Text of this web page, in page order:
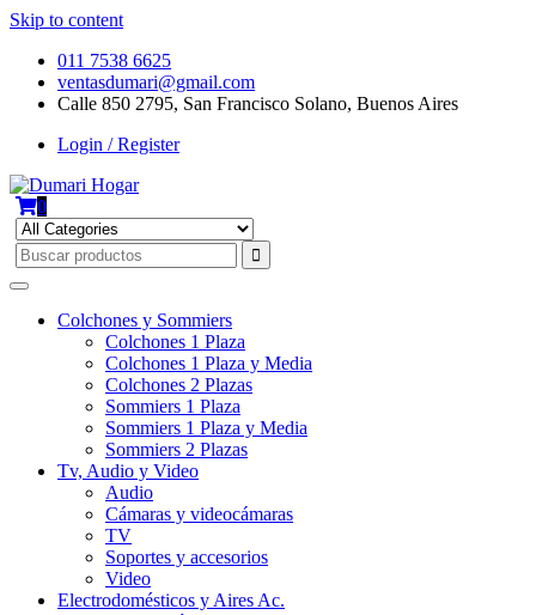
Skip to content
011 7538 6625
ventasdumari@gmail.com
Calle 850 2795, San Francisco Solano, Buenos Aires
Login / Register
0
Colchones y Sommiers
Colchones 1 Plaza
Colchones 1 Plaza y Media
Colchones 2 Plazas
Sommiers 1 Plaza
Sommiers 1 Plaza y Media
Sommiers 2 Plazas
Tv, Audio y Video
Audio
Cámaras y videocámaras
TV
Soportes y accesorios
Video
Electrodomésticos y Aires Ac.